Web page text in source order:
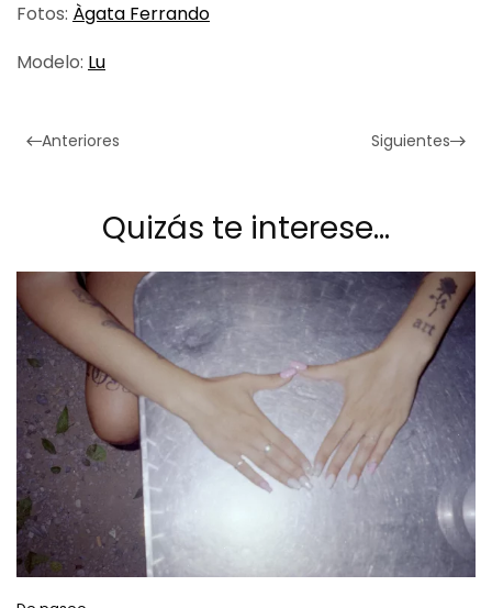
Fotos: Àgata Ferrando
Modelo: Lu
Anteriores Siguientes
Quizás te interese…